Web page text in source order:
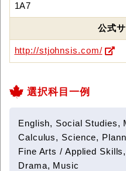
1A7
公式
http://stjohnsis.com/
選択科目一例
English, Social Studies,
Calculus, Science,
Fine Arts / Applied
Drama, Music